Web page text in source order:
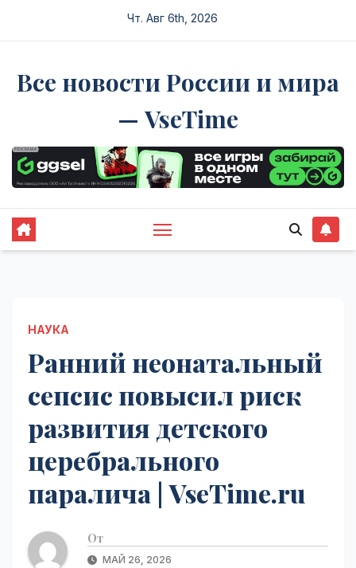
Чт. Авг 6th, 2026
Все новости России и мира
— VseTime
НАУКА
Ранний неонатальный
сепсис повысил риск
развития детского
церебрального
паралича | VseTime.ru
От
МАЙ 26, 2026